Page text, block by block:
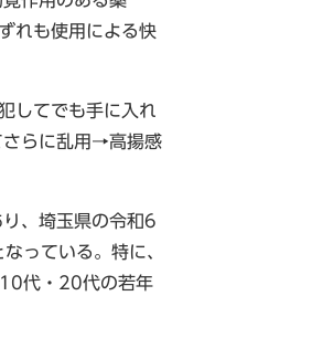
れも使用による快
してでも手に入れ
さらに乱用→高揚感
、埼玉県の令和6
っている。特に、
代・20代の若年